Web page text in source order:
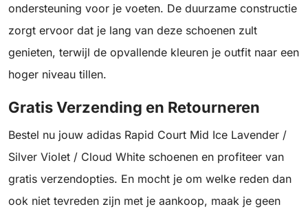
ondersteuning voor je voeten. De duurzame constructie
zorgt ervoor dat je lang van deze schoenen zult
genieten, terwijl de opvallende kleuren je outfit naar een
hoger niveau tillen.
Gratis Verzending en Retourneren
Bestel nu jouw adidas Rapid Court Mid Ice Lavender /
Silver Violet / Cloud White schoenen en profiteer van
gratis verzendopties. En mocht je om welke reden dan
ook niet tevreden zijn met je aankoop, maak je geen